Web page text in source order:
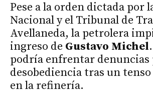
Pese a la orden dictada por
Nacional y el Tribunal de
Avellaneda, la petrolera
ingreso de Gustavo Michel
podría enfrentar denuncias
desobediencia tras un
en la refinería.